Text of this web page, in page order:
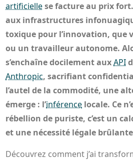
artificiellese facture au prix
aux infrastructures
toxique pour l’innovation, que
ou un travailleur autonome.
s’enchaîne docilement auxAPI
Anthropic, sacrifiant
l’autel de la commodité, une
émerge : l’inférence locale. Ce
rébellion de puriste, c’est un
et une nécessité légale
Découvrez comment j’ai